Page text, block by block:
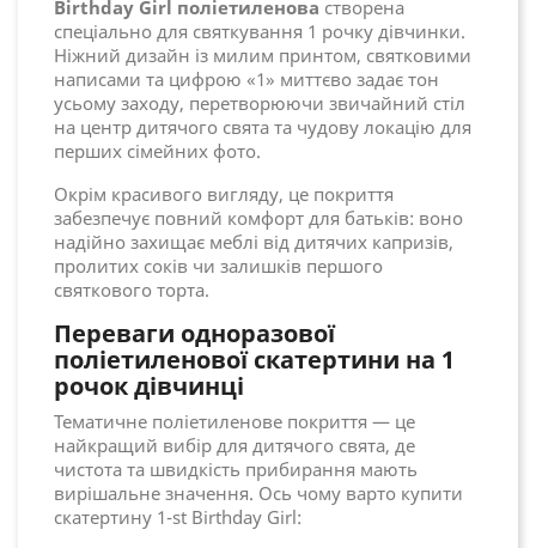
Birthday Girl поліетиленова створена
спеціально для святкування 1 рочку дівчинки.
Ніжний дизайн із милим принтом, святковими
написами та цифрою «1» миттєво задає тон
усьому заходу, перетворюючи звичайний стіл
на центр дитячого свята та чудову локацію для
перших сімейних фото.
Окрім красивого вигляду, це покриття
забезпечує повний комфорт для батьків: воно
надійно захищає меблі від дитячих капризів,
пролитих соків чи залишків першого
святкового торта.
Переваги одноразової
поліетиленової скатертини на 1
рочок дівчинці
Тематичне поліетиленове покриття — це
найкращий вибір для дитячого свята, де
чистота та швидкість прибирання мають
вирішальне значення. Ось чому варто купити
скатертину 1-st Birthday Girl: